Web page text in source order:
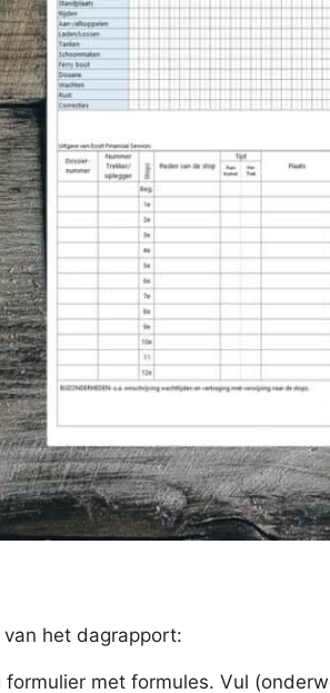
het dagrapport:
formulier met formules. Vul